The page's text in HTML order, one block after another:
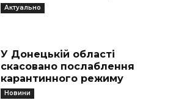
Актуально
У Донецькій області
скасовано послаблення
карантинного режиму
Новини